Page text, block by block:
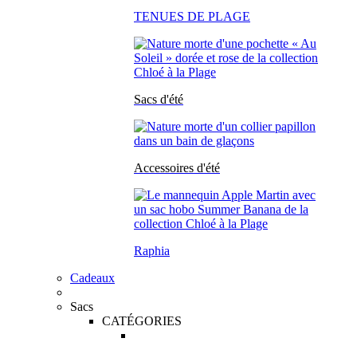
TENUES DE PLAGE
Sacs d'été
Accessoires d'été
Raphia
Cadeaux
Sacs
CATÉGORIES